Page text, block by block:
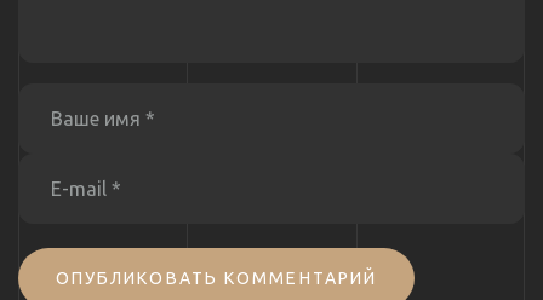
ОПУБЛИКОВАТЬ КОММЕНТАРИЙ